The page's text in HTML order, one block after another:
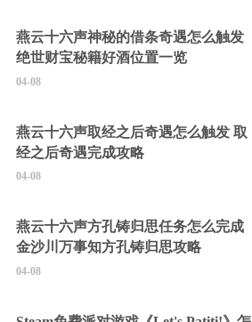
燕云十六声神秘的借条奇遇怎么触发
绝世财宝秘籍好酒位置一览
04-08
燕云十六声取经之后奇遇怎么触发 取
经之后奇遇完成攻略
04-08
燕云十六声方孔铸归思任务怎么完成
金沙川万事知方孔铸归思攻略
04-08